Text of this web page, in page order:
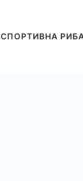
СПОРТИВНА